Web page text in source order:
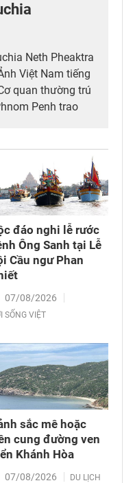
Neth Pheaktra
Việt Nam tiếng
quan thường trú
Penh trao
đáo nghi lễ rước
Ông Sanh tại Lễ
Cầu ngư Phan
07/08/2026
SỐNG VIỆT
sắc mê hoặc
cung đường ven
Khánh Hòa
07/08/2026 DU LỊCH